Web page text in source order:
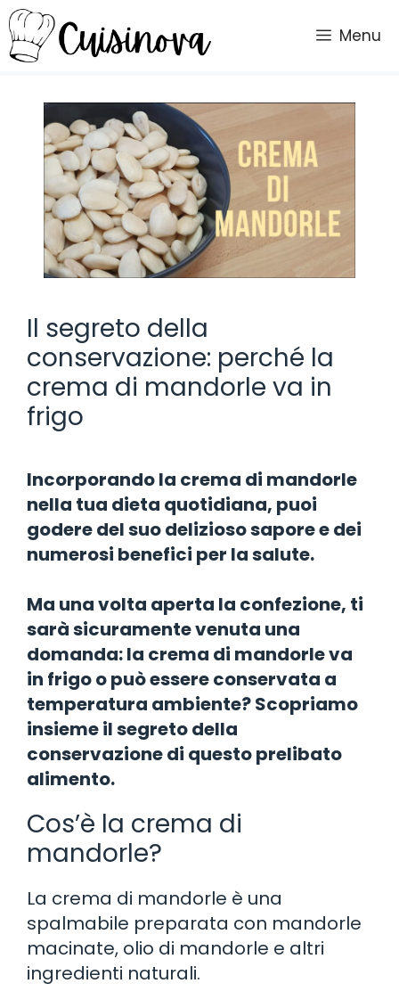
Vai
al
contenuto
Menu
Il segreto della
conservazione: perché la
crema di mandorle va in
frigo
Incorporando la crema di mandorle
nella tua dieta quotidiana, puoi
godere del suo delizioso sapore e dei
numerosi benefici per la salute.
Ma una volta aperta la confezione, ti
sarà sicuramente venuta una
domanda: la crema di mandorle va
in frigo o può essere conservata a
temperatura ambiente? Scopriamo
insieme il segreto della
conservazione di questo prelibato
alimento.
Cos’è la crema di
mandorle?
La crema di mandorle è una
spalmabile preparata con mandorle
macinate, olio di mandorle e altri
ingredienti naturali.